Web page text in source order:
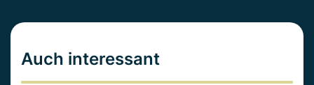
Auch interessant